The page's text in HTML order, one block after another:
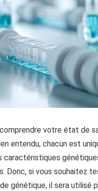
votre état de
entendu, chacun est
caractéristiques
Donc, si vous souhaitez
génétique, il sera utilisé